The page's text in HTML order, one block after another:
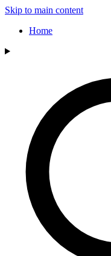
Skip to main content
Home